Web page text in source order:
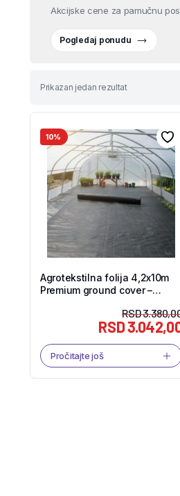
Akcijske cene za pamučnu
Pogledaj ponudu
Prikazan jedan rezultat
10%
Agrotekstilna folija 4,2x10m
Premium ground cover –
RSD
RSD
Pročitajte još